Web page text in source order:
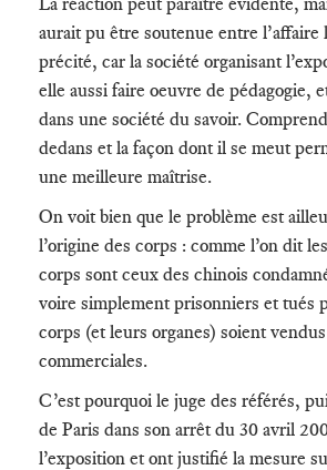
aurait pu être soutenue entre l’affaire
précité, car la société organisant
elle aussi faire oeuvre de pédagogie,
dans une société du savoir.
dedans et la façon dont il se meut
une meilleure maîtrise.
On voit bien que le problème est
l’origine des corps : comme l’on dit
corps sont ceux des chinois
voire simplement prisonniers et tués
corps (et leurs organes) soient
commerciales.
C’est pourquoi le juge des référés,
de Paris dans son arrêt du 30 avril
l’exposition et ont justifié la mesure